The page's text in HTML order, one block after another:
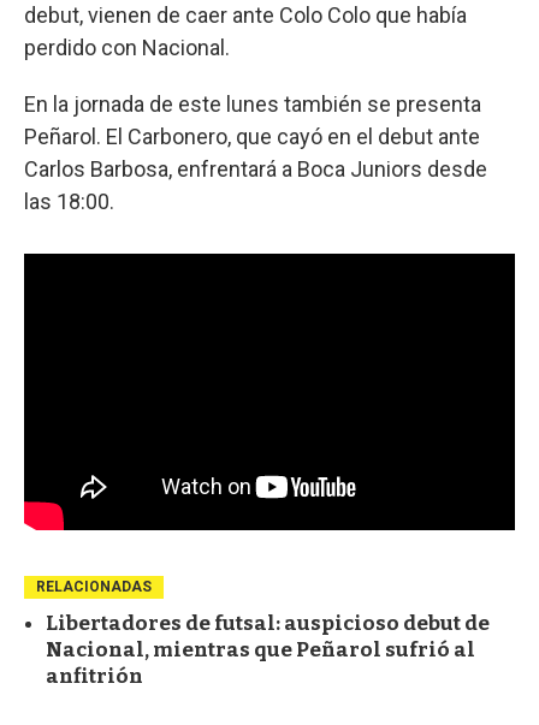
debut, vienen de caer ante Colo Colo que había
perdido con Nacional.
En la jornada de este lunes también se presenta
Peñarol. El Carbonero, que cayó en el debut ante
Carlos Barbosa, enfrentará a Boca Juniors desde
las 18:00.
RELACIONADAS
Libertadores de futsal: auspicioso debut de
Nacional, mientras que Peñarol sufrió al
anfitrión